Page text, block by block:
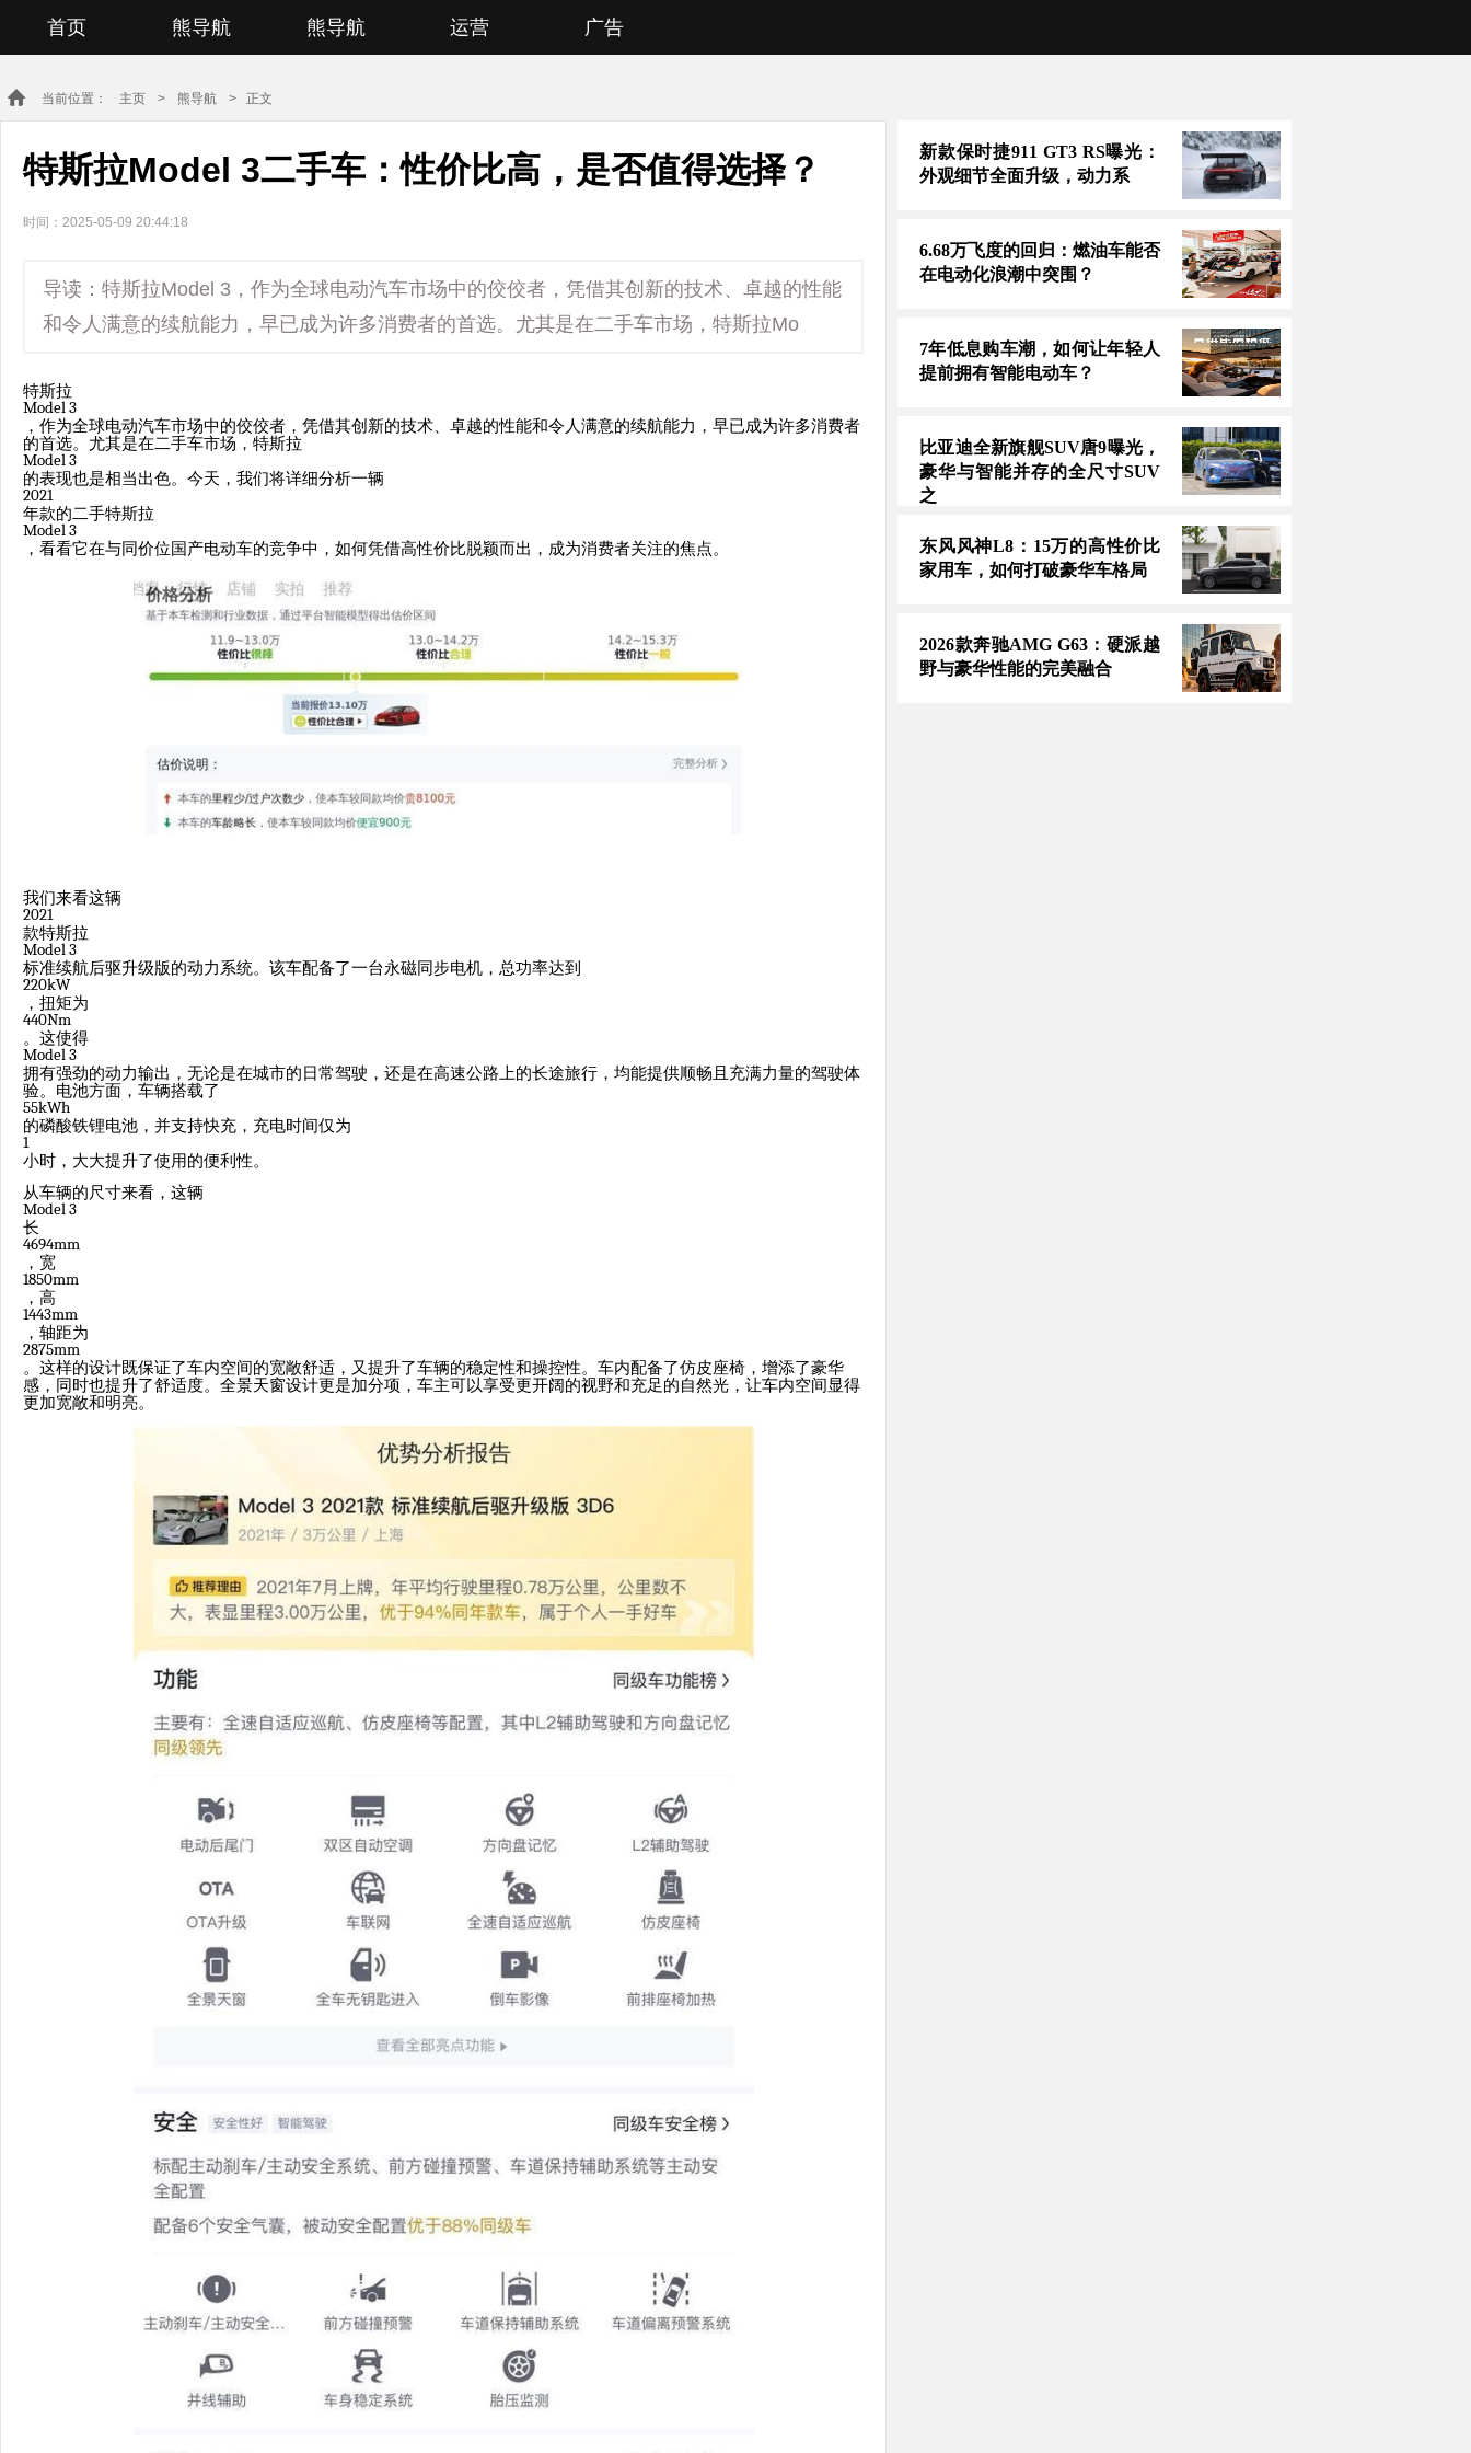
首页 熊导航 熊导航 运营 广告
当前位置： 主页 > 熊导航 > 正文
特斯拉Model 3二手车：性价比高，是否值得选择？
时间：2025-05-09 20:44:18
导读：特斯拉Model 3，作为全球电动汽车市场中的佼佼者，凭借其创新的技术、卓越的性能
和令人满意的续航能力，早已成为许多消费者的首选。尤其是在二手车市场，特斯拉Mo
特斯拉
Model 3
，作为全球电动汽车市场中的佼佼者，凭借其创新的技术、卓越的性能和令人满意的续航能力，早已成为许多消费者
的首选。尤其是在二手车市场，特斯拉
Model 3
的表现也是相当出色。今天，我们将详细分析一辆
2021
年款的二手特斯拉
Model 3
，看看它在与同价位国产电动车的竞争中，如何凭借高性价比脱颖而出，成为消费者关注的焦点。
我们来看这辆
2021
款特斯拉
Model 3
标准续航后驱升级版的动力系统。该车配备了一台永磁同步电机，总功率达到
220kW
，扭矩为
440Nm
。这使得
Model 3
拥有强劲的动力输出，无论是在城市的日常驾驶，还是在高速公路上的长途旅行，均能提供顺畅且充满力量的驾驶体
验。电池方面，车辆搭载了
55kWh
的磷酸铁锂电池，并支持快充，充电时间仅为
1
小时，大大提升了使用的便利性。
从车辆的尺寸来看，这辆
Model 3
长
4694mm
，宽
1850mm
，高
1443mm
，轴距为
2875mm
。这样的设计既保证了车内空间的宽敞舒适，又提升了车辆的稳定性和操控性。车内配备了仿皮座椅，增添了豪华
感，同时也提升了舒适度。全景天窗设计更是加分项，车主可以享受更开阔的视野和充足的自然光，让车内空间显得
更加宽敞和明亮。
新款保时捷911 GT3 RS曝光：
外观细节全面升级，动力系
6.68万飞度的回归：燃油车能否
在电动化浪潮中突围？
7年低息购车潮，如何让年轻人
提前拥有智能电动车？
比亚迪全新旗舰SUV唐9曝光，
豪华与智能并存的全尺寸SUV
之
东风风神L8：15万的高性价比
家用车，如何打破豪华车格局
2026款奔驰AMG G63：硬派越
野与豪华性能的完美融合